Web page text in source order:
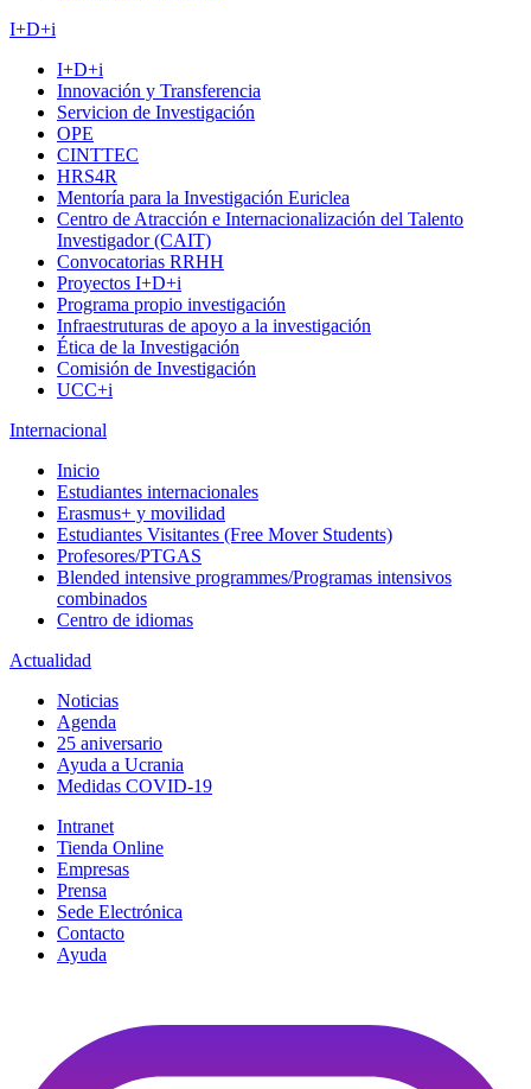
I+D+i
I+D+i
Innovación y Transferencia
Servicion de Investigación
OPE
CINTTEC
HRS4R
Mentoría para la Investigación Euriclea
Centro de Atracción e Internacionalización del Talento
Investigador (CAIT)
Convocatorias RRHH
Proyectos I+D+i
Programa propio investigación
Infraestruturas de apoyo a la investigación
Ética de la Investigación
Comisión de Investigación
UCC+i
Internacional
Inicio
Estudiantes internacionales
Erasmus+ y movilidad
Estudiantes Visitantes (Free Mover Students)
Profesores/PTGAS
Blended intensive programmes/Programas intensivos
combinados
Centro de idiomas
Actualidad
Noticias
Agenda
25 aniversario
Ayuda a Ucrania
Medidas COVID-19
Intranet
Tienda Online
Empresas
Prensa
Sede Electrónica
Contacto
Ayuda